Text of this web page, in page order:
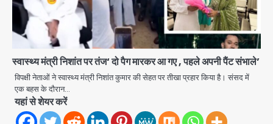
स्वास्थ्य मंत्री निशांत पर तंज‘ दो पैग मारकर आ गए , पहले अपनी पैंट संभाले’
विपक्षी नेताओं ने स्वास्थ्य मंत्री निशांत कुमार की सेहत पर तीखा प्रहार किया है। संसद में
एक बहस के दौरान…
यहां से शेयर करें
2
Thailand School Shooting:
घायल
Avinash Kumar